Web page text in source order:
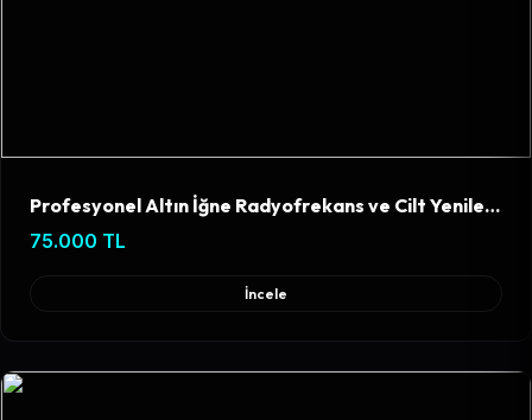
Profesyonel Altın İğne Radyofrekans ve Cilt Yenileme Cihazı
75.000 TL
İncele